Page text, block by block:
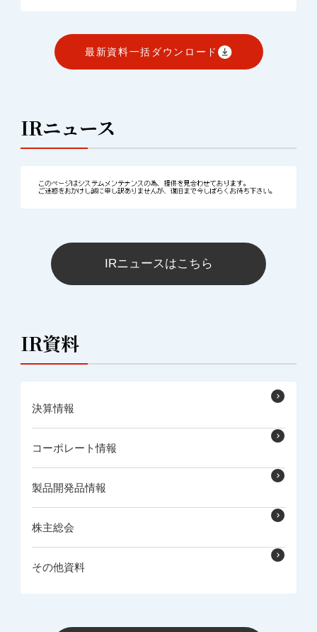
最新資料一括ダウンロード
IRニュース
IRニュースはこちら
IR資料
決算情報
コーポレート情報
製品開発品情報
株主総会
その他資料